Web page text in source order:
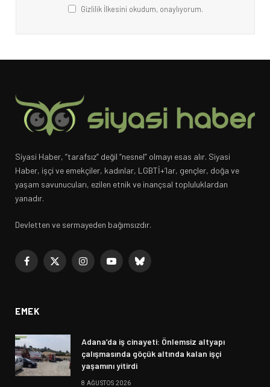
Gizlilik İlkesini okudum, onaylıyorum.
Siyasi Haber, “tarafsız” değil “nesnel” olmayı esas alır. Siyasi
Haber, işçi ve emekçiler, kadınlar, LGBTİ+’lar, gençler, doğa ve
yaşam savunucuları, ezilen etnik ve inançsal topluluklardan
yanadır.
Devletten ve sermayeden bağımsızdır.
Facebook
X
InstagramYouTubeBluesky
EMEK
Adana’da iş cinayeti: Önlemsiz altyapı
çalışmasında göçük altında kalan işçi
yaşamını yitirdi
8 AĞUSTOS 2026